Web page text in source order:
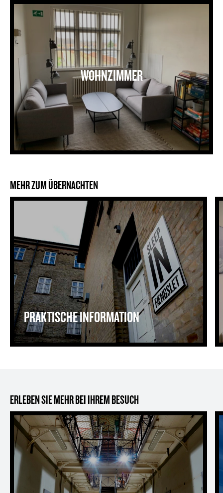
Opholdsrum
WOHNZIMMER
MEHR ZUM ÜBERNACHTEN
Praktische information
PRAKTISCHE INFORMATION
ERLEBEN SIE MEHR BEI IHREM BESUCH
Das Gefängnismuseum